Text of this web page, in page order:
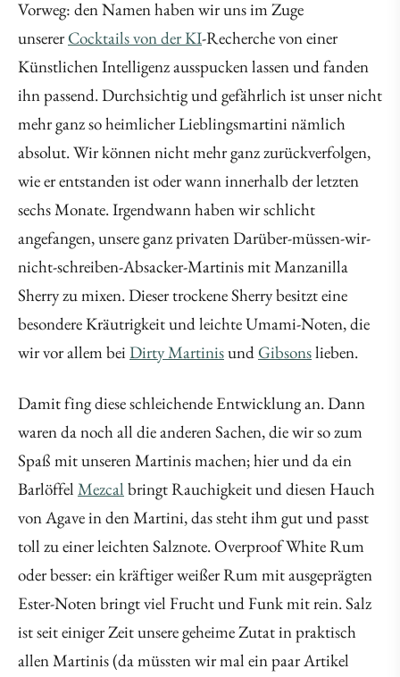
Vorweg: den Namen haben wir uns im Zuge
unsererCocktails von der KI-Recherche von einer
Künstlichen Intelligenz ausspucken lassen und fanden
ihn passend. Durchsichtig und gefährlich ist unser nicht
mehr ganz so heimlicher Lieblingsmartini nämlich
absolut. Wir können nicht mehr ganz zurückverfolgen,
wie er entstanden ist oder wann innerhalb der letzten
sechs Monate. Irgendwann haben wir schlicht
angefangen, unsere ganz privaten Darüber-müssen-wir-
nicht-schreiben-Absacker-Martinis mit Manzanilla
Sherry zu mixen. Dieser trockene Sherry besitzt eine
besondere Kräutrigkeit und leichte Umami-Noten, die
wir vor allem bei Dirty Martinisund Gibsonslieben.
Damit fing diese schleichende Entwicklung an. Dann
waren da noch all die anderen Sachen, die wir so zum
Spaß mit unseren Martinis machen; hier und da ein
Barlöffel Mezcal bringt Rauchigkeit und diesen Hauch
von Agave in den Martini, das steht ihm gut und passt
toll zu einer leichten Salznote. Overproof White Rum
oder besser: ein kräftiger weißer Rum mit ausgeprägten
Ester-Noten bringt viel Frucht und Funk mit rein. Salz
ist seit einiger Zeit unsere geheime Zutat in praktisch
allen Martinis (da müssten wir mal ein paar Artikel